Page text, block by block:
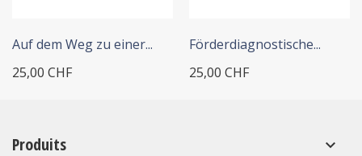
Auf dem Weg zu einer...
25,00 CHF
Förderdiagnostische...
25,00 CHF
Produits keyboard_arrow_down